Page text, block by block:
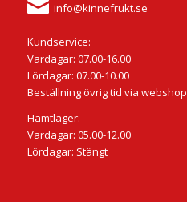
info@kinnefrukt.se
Kundservice:
Vardagar: 07.00-16.00
Lördagar: 07.00-10.00
Beställning övrig tid via webshop
Hämtlager:
Vardagar: 05.00-12.00
Lördagar: Stängt